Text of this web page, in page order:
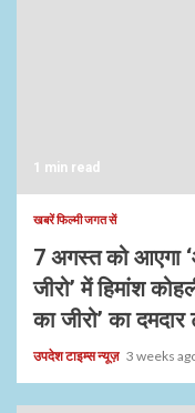
1 min read
खबरें फिल्मी जगत सें
7 अगस्त को आएगा
जीरो’ में हिमांश
का जीरो’ का
उपदेश टाइम्स न्यूज़ 3 weeks